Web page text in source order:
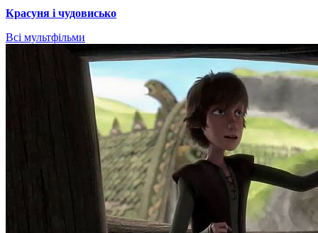
Красуня і чудовисько
Всі мультфільми